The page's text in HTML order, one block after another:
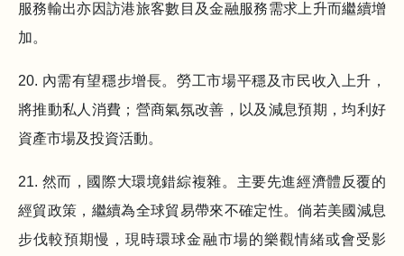
服務輸出亦因訪港旅客數目及金融服務需求上升而繼續增
加。
20. 內需有望穩步增長。勞工市場平穩及市民收入上升，
將推動私人消費；營商氣氛改善，以及減息預期，均利好
資產市場及投資活動。
21. 然而，國際大環境錯綜複雜。主要先進經濟體反覆的
經貿政策，繼續為全球貿易帶來不確定性。倘若美國減息
步伐較預期慢，現時環球金融市場的樂觀情緒或會受影